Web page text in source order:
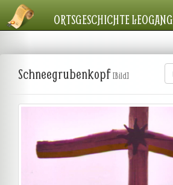
ORTSGESCHICHTE LEOGANG
Schneegrubenkopf[Bild]